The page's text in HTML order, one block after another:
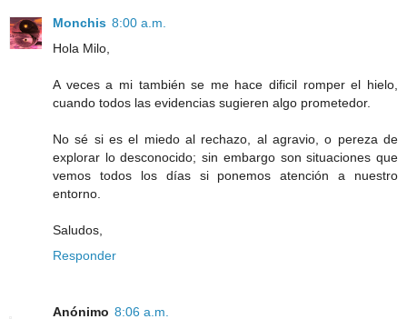
Monchis 8:00 a.m.
Hola Milo,
A veces a mi también se me hace dificil romper el hielo,
cuando todos las evidencias sugieren algo prometedor.
No sé si es el miedo al rechazo, al agravio, o pereza de
explorar lo desconocido; sin embargo son situaciones que
vemos todos los días si ponemos atención a nuestro
entorno.
Saludos,
Responder
Anónimo 8:06 a.m.